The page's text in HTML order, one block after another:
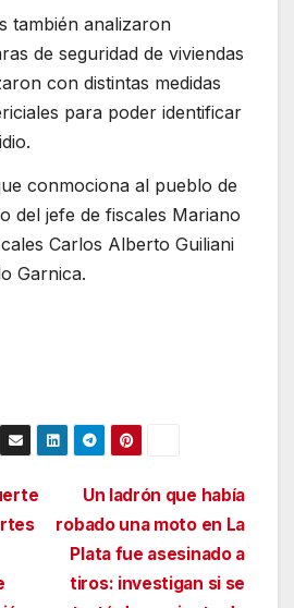
también analizaron
de seguridad de viviendas
con distintas medidas
para poder identificar
conmociona al pueblo de
del jefe de fiscales Mariano
Carlos Alberto Guiliani
Garnica.
Un ladrón que había
robado una moto en La
Plata fue asesinado a
tiros: investigan si se